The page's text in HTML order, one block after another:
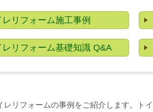
レリフォーム施工事例
レリフォーム基礎知識 Q&A
レリフォームの事例をご紹介します。ト